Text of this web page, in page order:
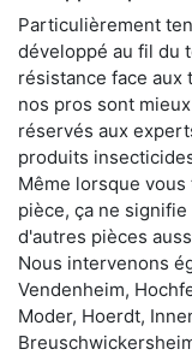
Particulièrement
développé au fil du
résistance face aux
nos pros sont
réservés aux
produits
Même lorsque
pièce, ça ne
d'autres pièces
Nous intervenons
Vendenheim,
Moder, Hoerdt,